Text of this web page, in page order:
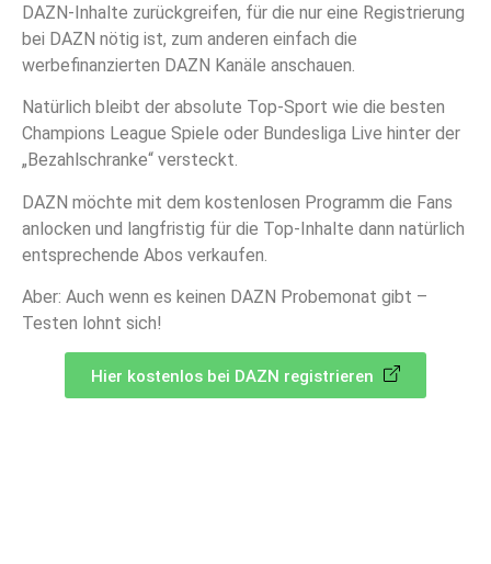
DAZN-Inhalte zurückgreifen, für die nur eine Registrierung
bei DAZN nötig ist, zum anderen einfach die
werbefinanzierten DAZN Kanäle anschauen.
Natürlich bleibt der absolute Top-Sport wie die besten
Champions League Spiele oder Bundesliga Live hinter der
„Bezahlschranke“ versteckt.
DAZN möchte mit dem kostenlosen Programm die Fans
anlocken und langfristig für die Top-Inhalte dann natürlich
entsprechende Abos verkaufen.
Aber: Auch wenn es keinen DAZN Probemonat gibt –
Testen lohnt sich!
Hier kostenlos bei DAZN registrieren